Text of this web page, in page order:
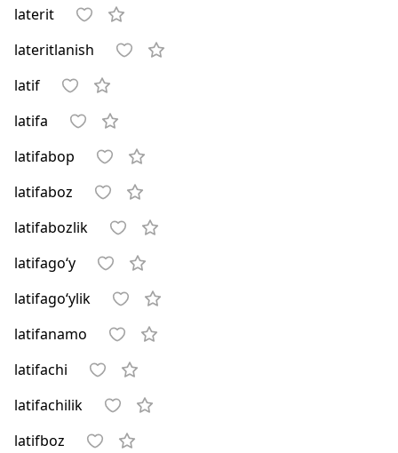
laterit
lateritlanish
latif
latifa
latifabop
latifaboz
latifabozlik
latifago‘y
latifago‘ylik
latifanamo
latifachi
latifachilik
latifboz